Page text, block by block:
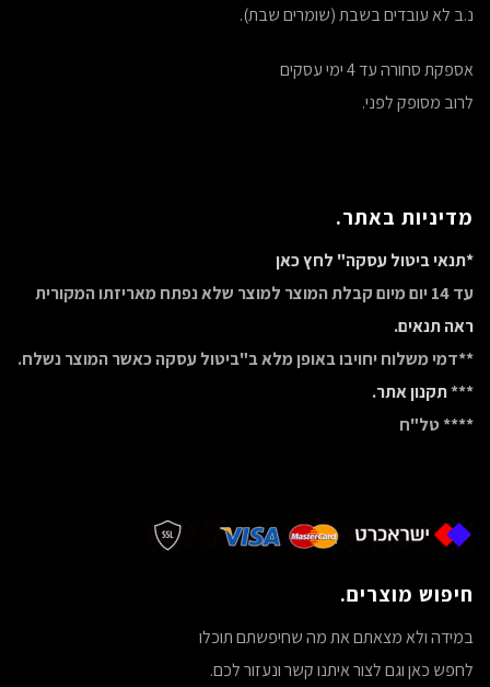
נ.ב לא עובדים בשבת (שומרים שבת).
אספקת סחורה עד 4 ימי עסקים
לרוב מסופק לפני.
מדיניות באתר.
*תנאי ביטול עסקה" לחץ כאן
עד 14 יום מיום קבלת המוצר למוצר שלא נפתח מאריזתו המקורית
ראה תנאים.
**דמי משלוח יחויבו באופן מלא ב"ביטול עסקה כאשר המוצר נשלח.
***תקנון אתר.
**** טל"ח
חיפוש מוצרים.
במידה ולא מצאתם את מה שחיפשתם תוכלו
לחפש כאן וגם לצור איתנו קשר ונעזור לכם.